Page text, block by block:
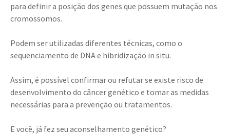
para definir a posição dos genes que possuem mutação nos
cromossomos.
Podem ser utilizadas diferentes técnicas, como o
sequenciamento de DNA e hibridização in situ.
Assim, é possível confirmar ou refutar se existe risco de
desenvolvimento do câncer genético e tomar as medidas
necessárias para a prevenção ou tratamentos.
E você, já fez seu aconselhamento genético?